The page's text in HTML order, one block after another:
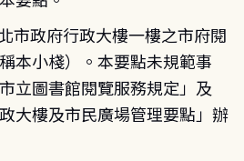
市政府行政大樓一樓之市府閱
本小棧）。本要點未規範事
立圖書館閱覽服務規定」及
大樓及市民廣場管理要點」辦